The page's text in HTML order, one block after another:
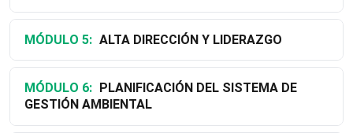
MÓDULO 5: ALTA DIRECCIÓN Y LIDERAZGO
MÓDULO 6:
GESTIÓN AMBIENTAL